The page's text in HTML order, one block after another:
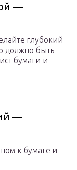
—
глубокий
должно быть
бумаги и
—
к бумаге и